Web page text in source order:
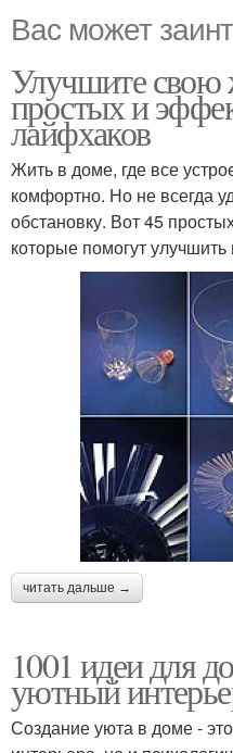
Вас может
Улучшите свою
простых и
лайфхаков
Жить в доме, где все
комфортно. Но не всегда
обстановку. Вот 45
которые помогут
читать дальше →
1001 идеи для
уютный
Создание уюта в доме -